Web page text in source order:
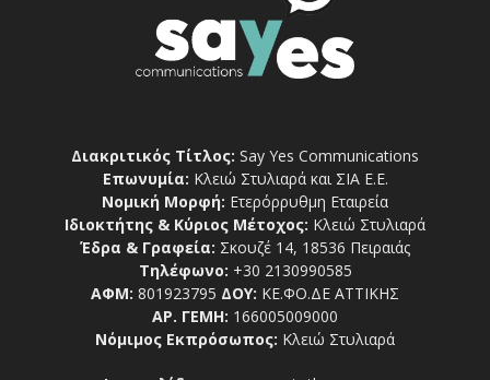
Διακριτικός Τίτλος: Say Yes Communications
Επωνυμία: Κλειώ Στυλιαρά και ΣΙΑ Ε.Ε.
Νομική Μορφή: Ετερόρρυθμη Εταιρεία
Ιδιοκτήτης & Κύριος Μέτοχος: Κλειώ Στυλιαρά
Έδρα & Γραφεία: Σκουζέ 14, 18536 Πειραιάς
Τηλέφωνο: +30 2130990585
ΑΦΜ: 801923795 ΔΟΥ: ΚΕ.ΦΟ.ΔΕ ΑΤΤΙΚΗΣ
ΑΡ. ΓΕΜΗ: 166005009000
Νόμιμος Εκπρόσωπος: Κλειώ Στυλιαρά